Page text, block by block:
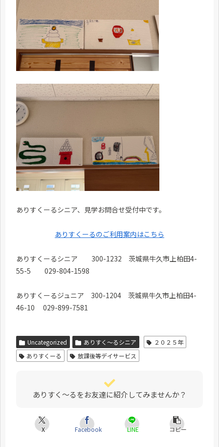
ありすくーるシニア、見学お問合せ受付中です。
ありすくーるのご利用案内はこちら
ありすくーるシニア 300-1232 茨城県牛久市上柏田4-
55-5 029-804-1598
ありすくーるジュニア 300-1204 茨城県牛久市上柏田4-
46-10 029-899-7581
Uncategorized ありすく～るシニア
２０２５年
ありすくーる
放課後等デイサービス
ありすく～るをお友達に紹介してみませんか？
X Facebook LINE コピー